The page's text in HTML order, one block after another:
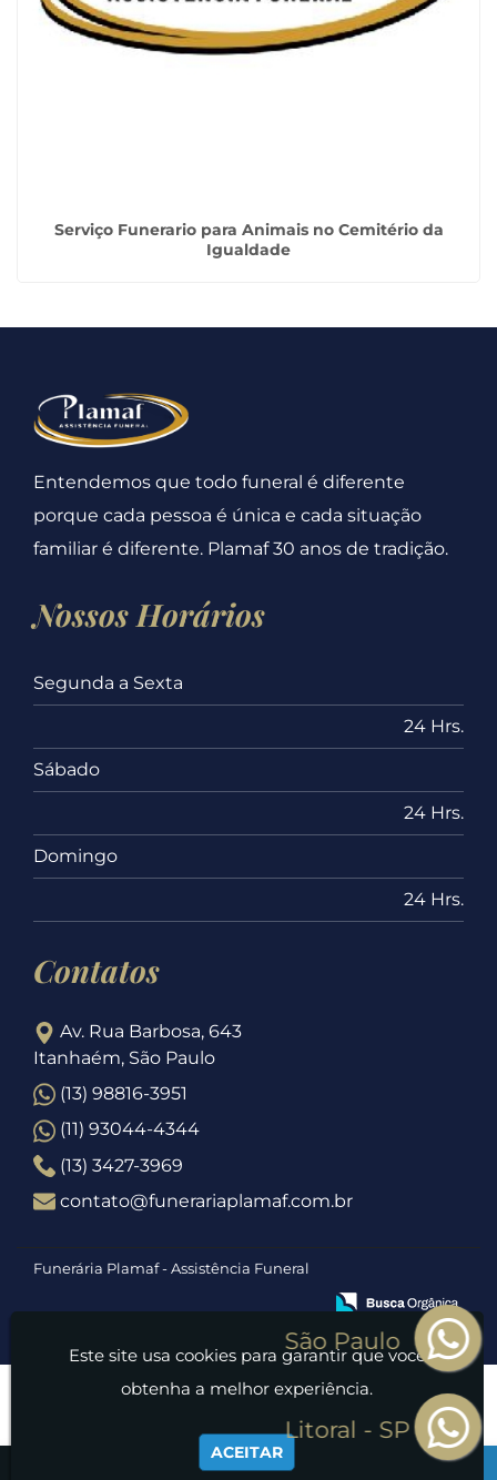
Serviço Funerario para Animais no Cemitério da
Igualdade
Entendemos que todo funeral é diferente
porque cada pessoa é única e cada situação
familiar é diferente. Plamaf 30 anos de tradição.
Nossos Horários
Segunda a Sexta
24 Hrs.
Sábado
24 Hrs.
Domingo
24 Hrs.
Contatos
Av. Rua Barbosa, 643
Itanhaém, São Paulo
(13) 98816-3951
(11) 93044-4344
(13) 3427-3969
contato@funerariaplamaf.com.br
Funerária Plamaf - Assistência Funeral
Este site usa cookies para garantir que você
obtenha a melhor experiência.
ACEITAR